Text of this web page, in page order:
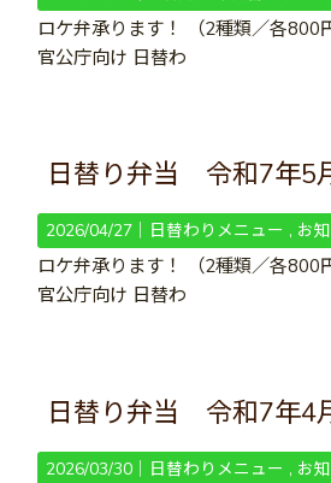
ロケ弁承ります！ （2種類／各
官公庁向け 日替わ
日替り弁当 令和7年5月4日～
2026/04/27｜ 日替わりメニュー お
ロケ弁承ります！ （2種類／各
官公庁向け 日替わ
日替り弁当 令和7年4月6日～
2026/03/30｜ 日替わりメニュー お